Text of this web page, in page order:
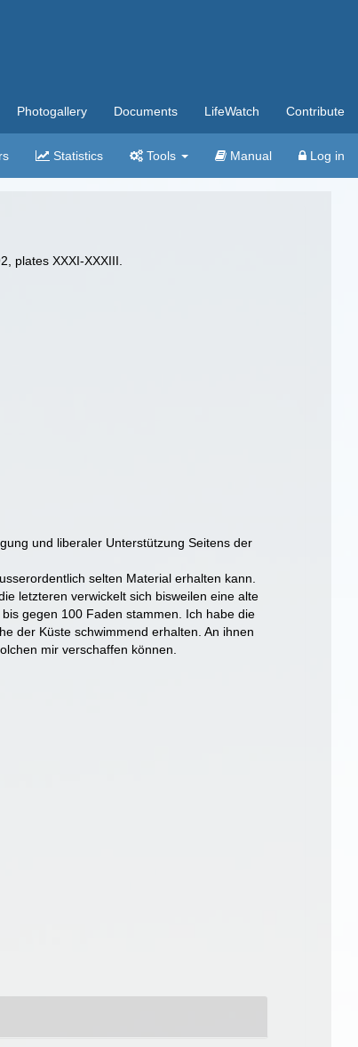
Photogallery Documents LifeWatch Contribute
Statistics Tools Manual Log in
plates XXXI-XXXIII.
und liberaler Unterstützung Seitens der
selten Material erhalten kann.
letzteren verwickelt sich bisweilen eine alte
gegen 100 Faden stammen. Ich habe die
der Küste schwimmend erhalten. An ihnen
mir verschaffen können.